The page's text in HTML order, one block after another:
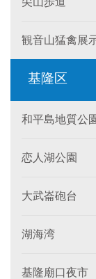
観音山猛禽展
基隆区
和平島地質公
恋人湖公園
大武崙砲台
湖海湾
基隆廟口夜市